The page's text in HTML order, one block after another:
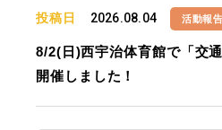
投稿日 2026.08.04 活動報告
8/2(日)西宇治体育館で「交
開催しました！